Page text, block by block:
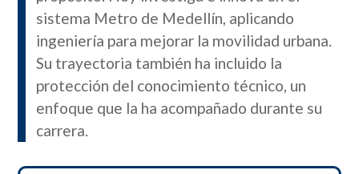
sistema Metro de Medellín, aplicando
ingeniería para mejorar la movilidad urbana.
Su trayectoria también ha incluido la
protección del conocimiento técnico, un
enfoque que la ha acompañado durante su
carrera.